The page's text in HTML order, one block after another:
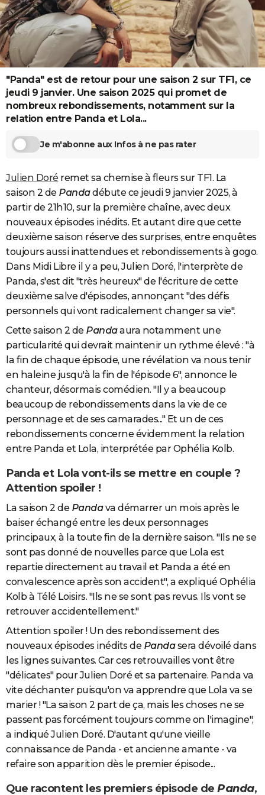
Destinations
City break
Voyage nature
Voyage de noces
Forum
Climat
+
PHOTO
GUIDES D'ACHAT
BONS PLANS
CARTE DE VOEUX
Carte de Noël
Carte Bonne année
Carte Saint-Valentin
Carte Pâques
Carte d'anniversaire
DICTIONNAIRE
PROGRAMME TV
S'inscrire
Se connecter
Lycées
Collèges
Primaires
Universités
Entreprises
Service militaire
Avis de recherche
AVIS DE DÉCÈS
FORUM
Bricolage
Lifestyle
Culture
Sport
Auto
Television
Voyage
Cinema
"Panda" est de retour pour une saison 2 sur TF1, ce
jeudi 9 janvier. Une saison 2025 qui promet de
nombreux rebondissements, notamment sur la
relation entre Panda et Lola...
Je m'abonne aux Infos à ne pas rater
Julien Doré remet sa chemise à fleurs sur TF1. La
saison 2 de Pandadébute ce jeudi 9 janvier 2025, à
partir de 21h10, sur la première chaîne, avec deux
nouveaux épisodes inédits. Et autant dire que cette
deuxième saison réserve des surprises, entre enquêtes
toujours aussi inattendues et rebondissements à gogo.
Dans Midi Libre il y a peu, Julien Doré, l'interprète de
Panda, s'est dit "très heureux" de l'écriture de cette
deuxième salve d'épisodes, annonçant "des défis
personnels qui vont radicalement changer sa vie".
Cette saison 2 de Pandaaura notamment une
particularité qui devrait maintenir un rythme élevé : "à
la fin de chaque épisode, une révélation va nous tenir
en haleine jusqu'à la fin de l'épisode 6", annonce le
chanteur, désormais comédien. "Il y a beaucoup
beaucoup de rebondissements dans la vie de ce
personnage et de ses camarades..." Et un de ces
rebondissements concerne évidemment la relation
entre Panda et Lola, interprétée par Ophélia Kolb.
Panda et Lola vont-ils se mettre en couple ?
Attention spoiler !
La saison 2 de Pandava démarrer un mois après le
baiser échangé entre les deux personnages
principaux, à la toute fin de la dernière saison. "Ils ne se
sont pas donné de nouvelles parce que Lola est
repartie directement au travail et Panda a été en
convalescence après son accident", a expliqué Ophélia
Kolb à Télé Loisirs. "Ils ne se sont pas revus. Ils vont se
retrouver accidentellement."
Attention spoiler ! Un des rebondissement des
nouveaux épisodes inédits de Pandasera dévoilé dans
les lignes suivantes. Car ces retrouvailles vont être
"délicates" pour Julien Doré et sa partenaire. Panda va
vite déchanter puisqu'on va apprendre que Lola va se
marier ! "La saison 2 part de ça, mais les choses ne se
passent pas forcément toujours comme on l'imagine",
a indiqué Julien Doré. D'autant qu'une vieille
connaissance de Panda - et ancienne amante - va
refaire son apparition dès le premier épisode...
Que racontent les premiers épisode de Panda,